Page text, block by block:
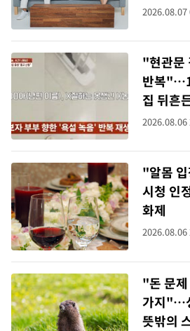
"현관문
반복
집 뒤흔
"알몸
시청 인
화제
"돈 문
가지"…
뜻밖의